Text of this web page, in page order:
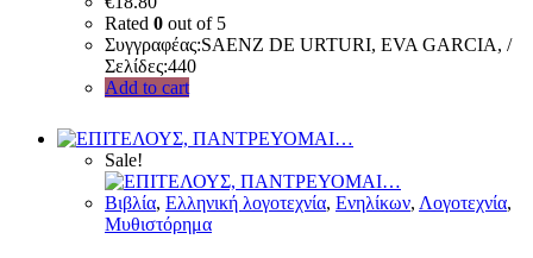
Rated 0 out of 5
Συγγραφέας:SAENZ DE URTURI, EVA GARCIA, /
Σελίδες:440
Add to cart
Sale!
Bιβλία, Ελληνική λογοτεχνία, Ενηλίκων, Λογοτεχνία,
Μυθιστόρημα